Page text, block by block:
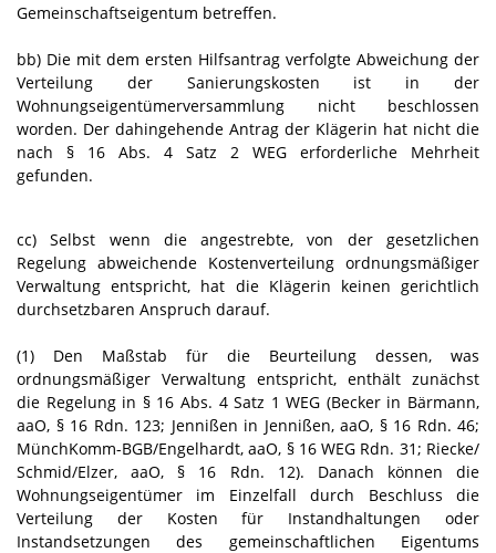
Gemeinschaftseigentum betreffen.
bb) Die mit dem ersten Hilfsantrag verfolgte Abweichung der
Verteilung der Sanierungskosten ist in der
Wohnungseigentümerversammlung nicht beschlossen
worden. Der dahingehende Antrag der Klägerin hat nicht die
nach § 16 Abs. 4 Satz 2 WEG erforderliche Mehrheit
gefunden.
cc) Selbst wenn die angestrebte, von der gesetzlichen
Regelung abweichende Kostenverteilung ordnungsmäßiger
Verwaltung entspricht, hat die Klägerin keinen gerichtlich
durchsetzbaren Anspruch darauf.
(1) Den Maßstab für die Beurteilung dessen, was
ordnungsmäßiger Verwaltung entspricht, enthält zunächst
die Regelung in § 16 Abs. 4 Satz 1 WEG (Becker in Bärmann,
aaO, § 16 Rdn. 123; Jennißen in Jennißen, aaO, § 16 Rdn. 46;
MünchKomm-BGB/Engelhardt, aaO, § 16 WEG Rdn. 31; Riecke/
Schmid/Elzer, aaO, § 16 Rdn. 12). Danach können die
Wohnungseigentümer im Einzelfall durch Beschluss die
Verteilung der Kosten für Instandhaltungen oder
Instandsetzungen des gemeinschaftlichen Eigentums